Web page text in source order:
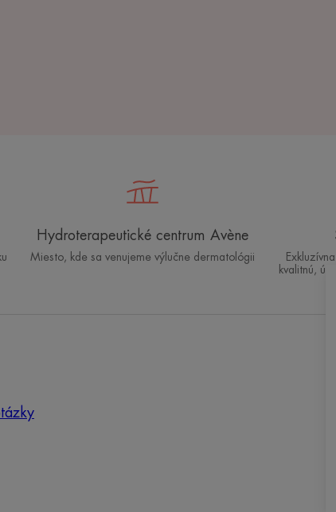
Hydroterapeutické centrum Avène
Miesto, kde sa venujeme výlučne dermatológii
kvalitnú,